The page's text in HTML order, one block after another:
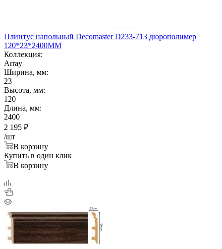
Плинтус напольный Decomaster D233-713 дюрополимер
120*23*2400ММ
Коллекция:
Array
Ширина, мм:
23
Высота, мм:
120
Длина, мм:
2400
2 195 ₽
/шт
В корзину
Купить в один клик
В корзину